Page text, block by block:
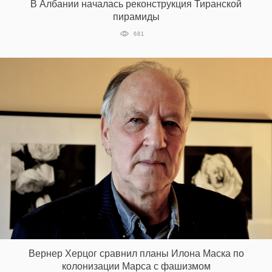
В Албании началась реконструкция Тиранской
пирамиды
681
Вернер Херцог сравнил планы Илона Маска по
колонизации Марса с фашизмом